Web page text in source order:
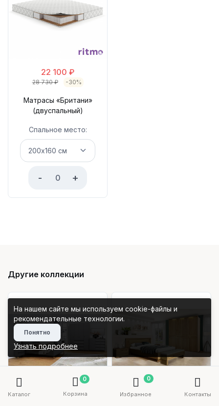
22 100 ₽
28 730₽ -30%
Матрасы «Британи»
(двуспальный)
Спальное место:
- +
Другие коллекции
Каталог
0
Корзина
0
Избранное Контакты
На нашем сайте мы используем cookie-файлы и
рекомендательные технологии.
Понятно
Узнать подробнее